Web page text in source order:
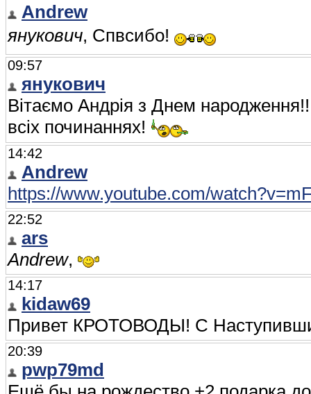
Andrew
янукович, Cпвсибо!
09:57
янукович
Вітаємо Андрія з Днем
всіх починаннях!
14:42
Andrew
https://www.youtube.com/
22:52
ars
Andrew,
14:17
kidaw69
Привет КРОТОВОДЫ! С
20:39
pwp79md